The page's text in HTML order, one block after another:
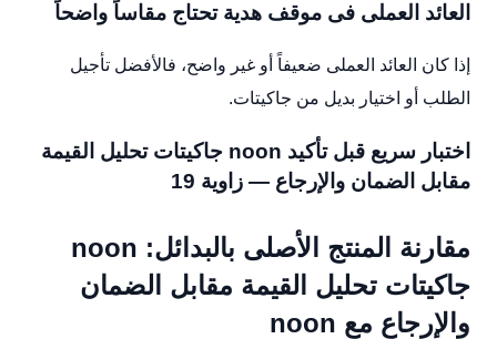
العائد العملى فى موقف هدية تحتاج مقاساً واضحاً
إذا كان العائد العملى ضعيفاً أو غير واضح، فالأفضل تأجيل
الطلب أو اختيار بديل من جاكيتات.
اختبار سريع قبل تأكيد noon جاكيتات تحليل القيمة
مقابل الضمان والإرجاع — زاوية 19
مقارنة المنتج الأصلى بالبدائل: noon
جاكيتات تحليل القيمة مقابل الضمان
والإرجاع مع noon